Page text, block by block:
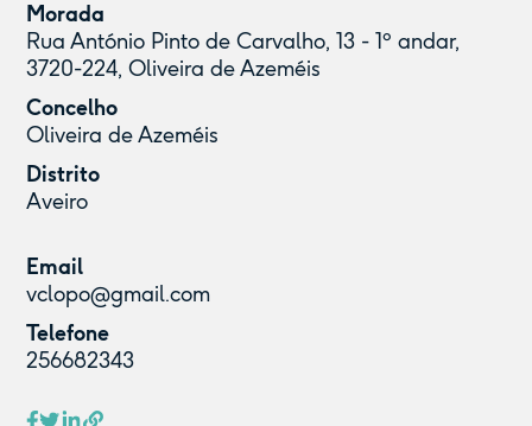
Morada
Rua António Pinto de Carvalho, 13 - 1º andar,
3720-224, Oliveira de Azeméis
Concelho
Oliveira de Azeméis
Distrito
Aveiro
Email
vclopo@gmail.com
Telefone
256682343